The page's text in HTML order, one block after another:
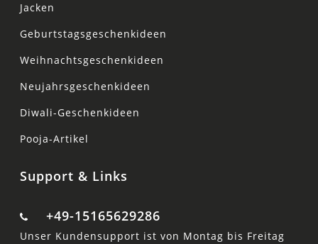
Jacken
Geburtstagsgeschenkideen
Weihnachtsgeschenkideen
Neujahrsgeschenkideen
Diwali-Geschenkideen
Pooja-Artikel
Support & Links
+49-15165629286
Unser Kundensupport ist von Montag bis Freitag